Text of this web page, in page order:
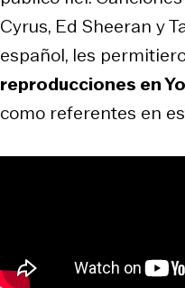
Cyrus, Ed Sheeran y
español, les
reproducciones en
como referentes en